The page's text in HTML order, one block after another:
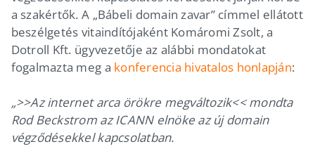
a szakértők. A „Bábeli domain zavar” címmel ellátott
beszélgetés vitaindítójaként Komáromi Zsolt, a
Dotroll Kft. ügyvezetője az alábbi mondatokat
fogalmazta meg a konferencia hivatalos honlapján:
„>>Az internet arca örökre megváltozik<< mondta
Rod Beckstrom az ICANN elnöke az új domain
végződésekkel kapcsolatban.